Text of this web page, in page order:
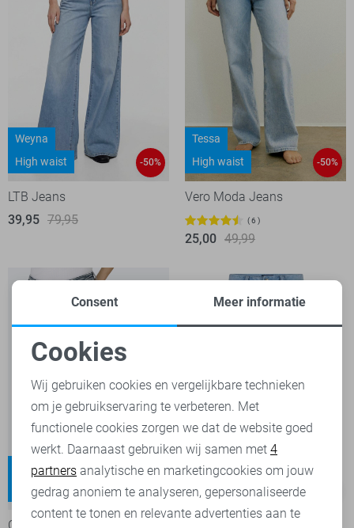
Weyna
High waist
-50%
LTB Jeans
39,95 79,95
Tessa
High waist
-50%
Vero Moda Jeans
6
25,00 49,99
Madison
High waist
-20%
Kate
Regular waist
Noodzakelijke cookies
Personalisatie cookies
Analytische cookies
Marketing cookies
Consent Meer informatie
Cookies
Wij gebruiken cookies en vergelijkbare technieken
om je gebruikservaring te verbeteren. Met
functionele cookies zorgen we dat de website goed
werkt. Daarnaast gebruiken wij samen met 4
partners analytische en marketingcookies om jouw
gedrag anoniem te analyseren, gepersonaliseerde
content te tonen en relevante advertenties aan te